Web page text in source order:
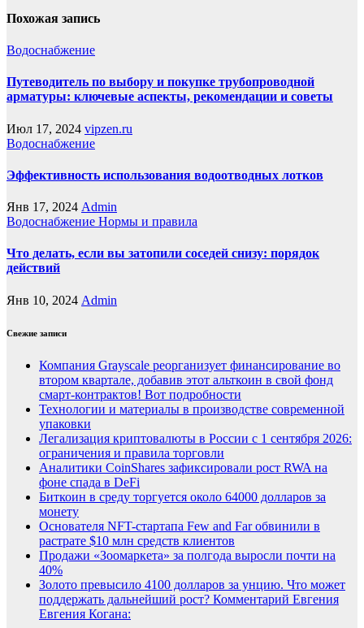
Похожая запись
Водоснабжение
Путеводитель по выбору и покупке трубопроводной
арматуры: ключевые аспекты, рекомендации и советы
Июл 17, 2024 vipzen.ru
Водоснабжение
Эффективность использования водоотводных лотков
Янв 17, 2024 Admin
Водоснабжение Нормы и правила
Что делать, если вы затопили соседей снизу: порядок
действий
Янв 10, 2024 Admin
Свежие записи
Компания Grayscale реорганизует финансирование во
втором квартале, добавив этот альткоин в свой фонд
смарт-контрактов! Вот подробности
Технологии и материалы в производстве современной
упаковки
Легализация криптовалюты в России с 1 сентября 2026:
ограничения и правила торговли
Аналитики CoinShares зафиксировали рост RWA на
фоне спада в DeFi
Биткоин в среду торгуется около 64000 долларов за
монету
Основателя NFT-стартапа Few and Far обвинили в
растрате $10 млн средств клиентов
Продажи «Зоомаркета» за полгода выросли почти на
40%
Золото превысило 4100 долларов за унцию. Что может
поддержать дальнейший рост? Комментарий Евгения
Евгения Когана: